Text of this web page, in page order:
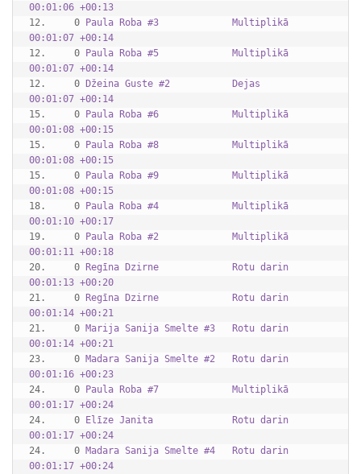
00:01:06 +00:13
12.     0 Paula Roba #3             Multiplikā
00:01:07 +00:14
12.     0 Paula Roba #5             Multiplikā
00:01:07 +00:14
12.     0 Džeina Guste #2           Dejas
00:01:07 +00:14
15.     0 Paula Roba #6             Multiplikā
00:01:08 +00:15
15.     0 Paula Roba #8             Multiplikā
00:01:08 +00:15
15.     0 Paula Roba #9             Multiplikā
00:01:08 +00:15
18.     0 Paula Roba #4             Multiplikā
00:01:10 +00:17
19.     0 Paula Roba #2             Multiplikā
00:01:11 +00:18
20.     0 Regīna Dzirne             Rotu darin
00:01:13 +00:20
21.     0 Regīna Dzirne             Rotu darin
00:01:14 +00:21
21.     0 Marija Sanija Smelte #3   Rotu darin
00:01:14 +00:21
23.     0 Madara Sanija Smelte #2   Rotu darin
00:01:16 +00:23
24.     0 Paula Roba #7             Multiplikā
00:01:17 +00:24
24.     0 Elīze Janita              Rotu darin
00:01:17 +00:24
24.     0 Madara Sanija Smelte #4   Rotu darin
00:01:17 +00:24